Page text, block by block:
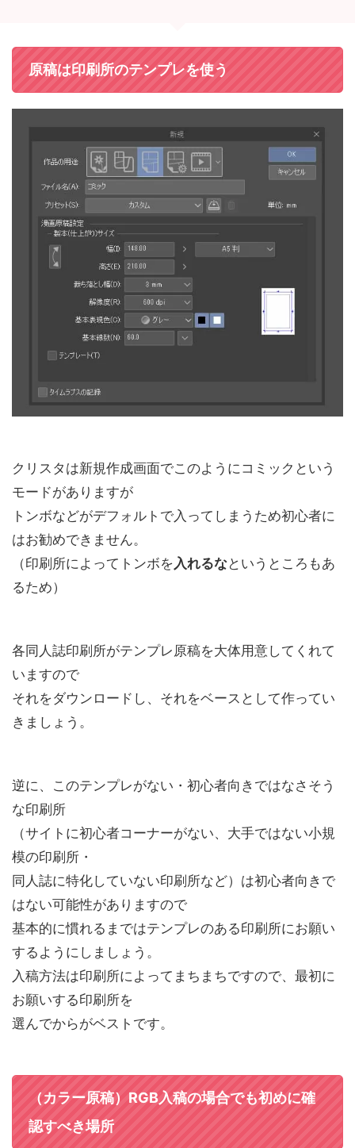
原稿は印刷所のテンプレを使う
クリスタは新規作成画面でこのようにコミックという
モードがありますが
トンボなどがデフォルトで入ってしまうため初心者に
はお勧めできません。
（印刷所によってトンボを 入れるなというところもあ
るため）
各同人誌印刷所がテンプレ原稿を大体用意してくれて
いますので
それをダウンロードし、それをベースとして作ってい
きましょう。
逆に、このテンプレがない・初心者向きではなさそう
な印刷所
（サイトに初心者コーナーがない、大手ではない小規
模の印刷所・
同人誌に特化していない印刷所など）は初心者向きで
はない可能性がありますので
基本的に慣れるまではテンプレのある印刷所にお願い
するようにしましょう。
入稿方法は印刷所によってまちまちですので、最初に
お願いする印刷所を
選んでからがベストです。
（カラー原稿）RGB入稿の場合でも初めに確
認すべき場所